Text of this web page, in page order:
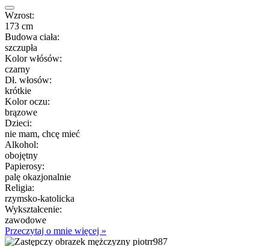
Wzrost:
173 cm
Budowa ciała:
szczupła
Kolor włósów:
czarny
Dł. włosów:
krótkie
Kolor oczu:
brązowe
Dzieci:
nie mam, chcę mieć
Alkohol:
obojętny
Papierosy:
palę okazjonalnie
Religia:
rzymsko-katolicka
Wykształcenie:
zawodowe
Przeczytaj o mnie więcej »